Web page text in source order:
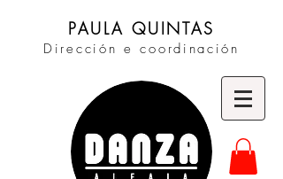
PAULA QUINTAS
Dirección e coordinación